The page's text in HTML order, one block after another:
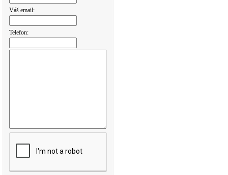
Váš email:
Telefon: